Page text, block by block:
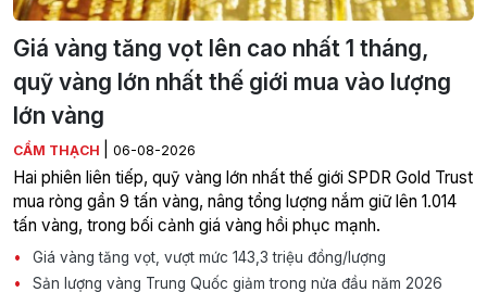
Giá vàng tăng vọt lên cao nhất 1 tháng,
quỹ vàng lớn nhất thế giới mua vào lượng
lớn vàng
CẨM THẠCH 06-08-2026
Hai phiên liên tiếp, quỹ vàng lớn nhất thế giới SPDR Gold Trust
mua ròng gần 9 tấn vàng, nâng tổng lượng nắm giữ lên 1.014
tấn vàng, trong bối cảnh giá vàng hồi phục mạnh.
Giá vàng tăng vọt, vượt mức 143,3 triệu đồng/lượng
Sản lượng vàng Trung Quốc giảm trong nửa đầu năm 2026